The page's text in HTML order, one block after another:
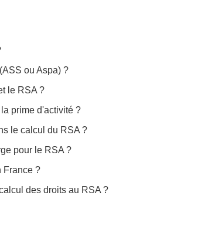
ou Aspa) ?
le RSA ?
prime d'activité ?
le calcul du RSA ?
pour le RSA ?
France ?
des droits au RSA ?